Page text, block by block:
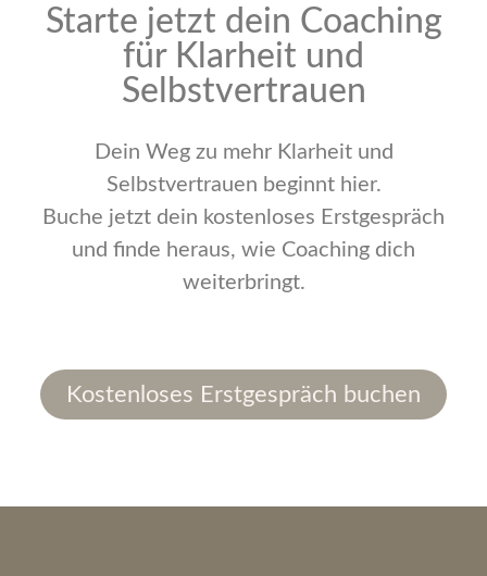
Starte jetzt dein Coaching
für Klarheit und
Selbstvertrauen
Dein Weg zu mehr Klarheit und
Selbstvertrauen beginnt hier.
Buche jetzt dein kostenloses Erstgespräch
und finde heraus, wie Coaching dich
weiterbringt.
Kostenloses Erstgespräch buchen